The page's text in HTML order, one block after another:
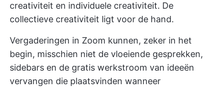
creativiteit en individuele creativiteit. De
collectieve creativiteit ligt voor de hand.
Vergaderingen in Zoom kunnen, zeker in het
begin, misschien niet de vloeiende gesprekken,
sidebars en de gratis werkstroom van ideeën
vervangen die plaatsvinden wanneer